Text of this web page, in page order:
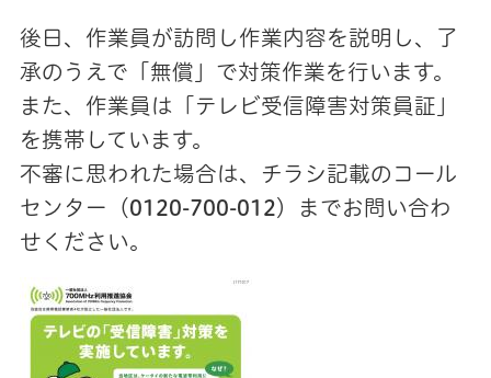
後日、作業員が訪問し作業内容を説明し、了
承のうえで「無償」で対策作業を行います。
また、作業員は「テレビ受信障害対策員証」
を携帯しています。
不審に思われた場合は、チラシ記載のコール
センター（0120-700-012）までお問い合わ
せください。